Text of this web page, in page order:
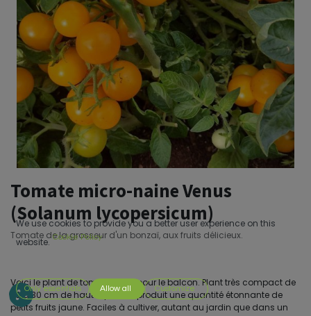
Tomate micro-naine Venus
(Solanum lycopersicum)
Tomate de la grosseur d'un bonzaï, aux fruits délicieux.
Voici le plant de tomate idéal pour le balcon. Plant très compact de
20 à 30 cm de haut à peine, il produit une quantité étonnante de
petits fruits jaune. Faciles à cultiver, autant au jardin que dans un
We use cookies to provide you a better user experience on this
website. Cookie Policy
Only essentials Allow all Customize